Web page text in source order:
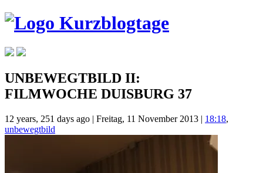
UNBEWEGTBILD II:
FILMWOCHE DUISBURG 37
12 years, 251 days ago | Freitag, 11 November 2013 | 18:18,
unbewegtbild